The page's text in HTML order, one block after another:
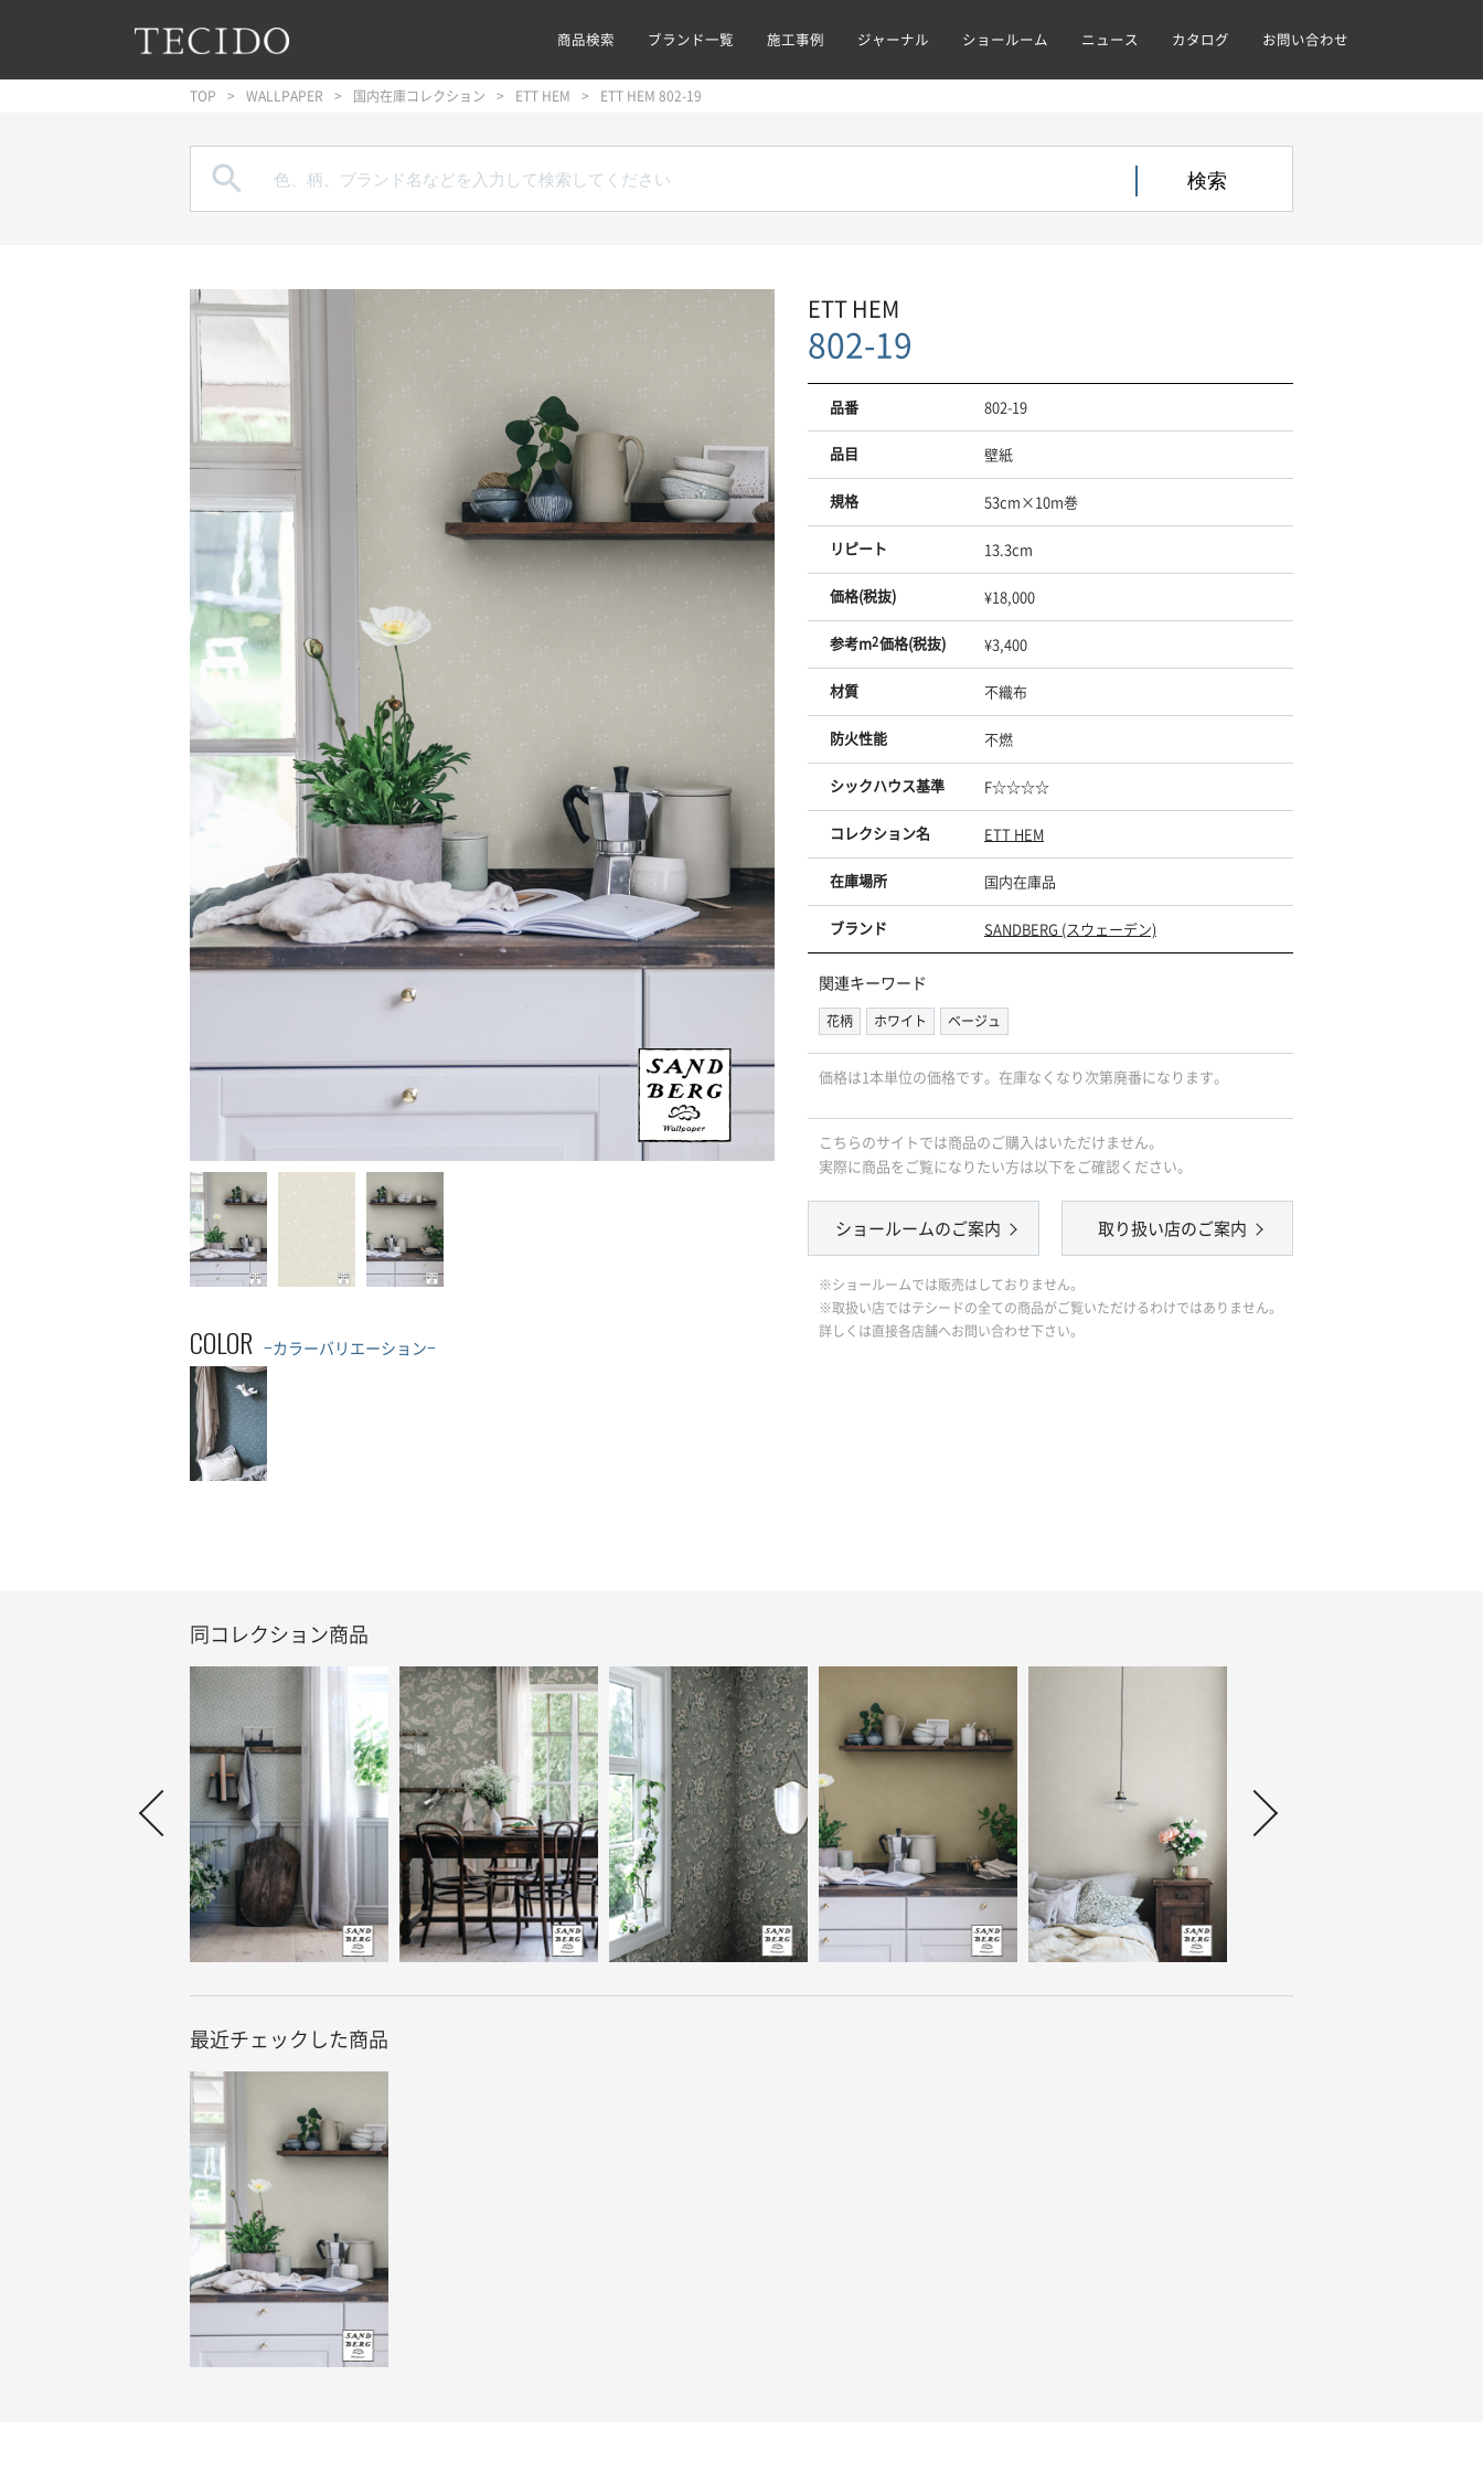
メインナビゲーションへジャンプ
メインコンテンツへジャンプ
フッターへジャンプ 商品検索 ブランド一覧 施工事例 ジャーナル ショールーム ニュース カタログ お問い合わせ
TOP WALLPAPER 国内在庫コレクション ETT HEM ETT HEM 802-19

COLOR −カラーバリエーション−
ETT HEM
802-19
品番 802-19
品目 壁紙
規格 53cm×10m巻
リピート 13.3cm
価格(税抜) ¥18,000
参考m2価格(税抜) ¥3,400
材質 不織布
防火性能 不燃
シックハウス基準 F☆☆☆☆
コレクション名 ETT HEM
在庫場所 国内在庫品
ブランド SANDBERG (スウェーデン)
関連キーワード
花柄 ホワイト ベージュ
価格は1本単位の価格です。在庫なくなり次第廃番になります。
こちらのサイトでは商品のご購入はいただけません。
実際に商品をご覧になりたい方は以下をご確認ください。
ショールームのご案内 取り扱い店のご案内
※ショールームでは販売はしておりません。
※取扱い店ではテシードの全ての商品がご覧いただけるわけではありません。
詳しくは直接各店舗へお問い合わせ下さい。
同コレクション商品
最近チェックした商品